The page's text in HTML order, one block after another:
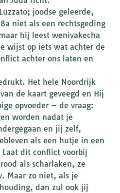
joodse geleerde,
niet als een rechtsgeding
hij leest wenivakecha
wijst op iets wat achter de
achter ons laten en
Het hele Noordrijk
de kaart geveegd en Hij
opvoeder – de vraag:
worden nadat je
en jij zelf,
als een hutje in een
dit conflict voorbij
als scharlaken, ze
Maar zo niet, als je
dan zul ook jij